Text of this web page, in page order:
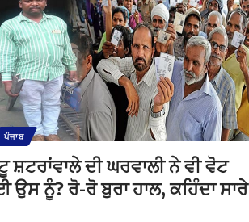
ਪੰਜਾਬ
ਦੀ ਘਰਵਾਲੀ ਨੇ ਵੀ ਵੋਟ
ਉਸ ਨੂੰ? ਰੋ-ਰੋ ਬੁਰਾ ਹਾਲ, ਕਹਿੰਦਾ ਸਾਰੇ